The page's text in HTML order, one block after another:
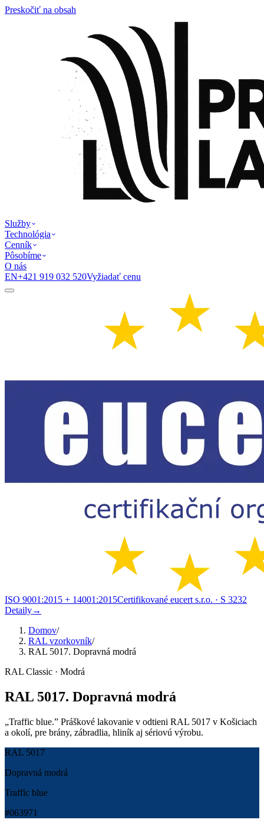
Preskočiť na obsah
Služby
Technológia
Cenník
Pôsobíme
O nás
EN+421 919 032 520Vyžiadať cenu
ISO 9001:2015 + 14001:2015Certifikované eucert s.r.o. · S 3232
Detaily→
Domov/
RAL vzorkovník/
RAL 5017. Dopravná modrá
RAL Classic · Modrá
RAL 5017. Dopravná modrá
„Traffic blue.” Práškové lakovanie v odtieni RAL 5017 v Košiciach
a okolí, pre brány, zábradlia, hliník aj sériovú výrobu.
RAL 5017
Dopravná modrá
Traffic blue
#063971